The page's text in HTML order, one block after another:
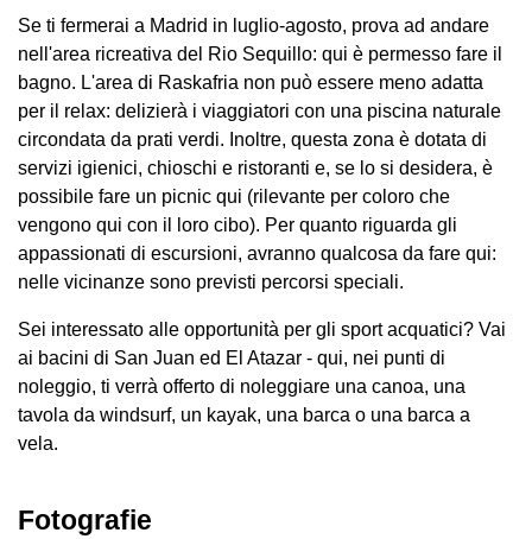
Se ti fermerai a Madrid in luglio-agosto, prova ad andare
nell'area ricreativa del Rio Sequillo: qui è permesso fare il
bagno. L'area di Raskafria non può essere meno adatta
per il relax: delizierà i viaggiatori con una piscina naturale
circondata da prati verdi. Inoltre, questa zona è dotata di
servizi igienici, chioschi e ristoranti e, se lo si desidera, è
possibile fare un picnic qui (rilevante per coloro che
vengono qui con il loro cibo). Per quanto riguarda gli
appassionati di escursioni, avranno qualcosa da fare qui:
nelle vicinanze sono previsti percorsi speciali.
Sei interessato alle opportunità per gli sport acquatici? Vai
ai bacini di San Juan ed El Atazar - qui, nei punti di
noleggio, ti verrà offerto di noleggiare una canoa, una
tavola da windsurf, un kayak, una barca o una barca a
vela.
Fotografie